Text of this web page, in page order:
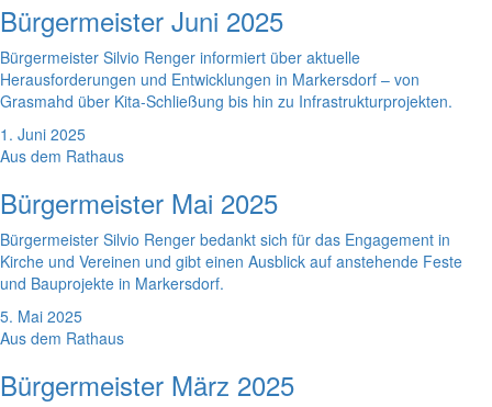
Bürgermeister Juni 2025
Bürgermeister Silvio Renger informiert über aktuelle
Herausforderungen und Entwicklungen in Markersdorf – von
Grasmahd über Kita-Schließung bis hin zu Infrastrukturprojekten.
1. Juni 2025
Aus dem Rathaus
Bürgermeister Mai 2025
Bürgermeister Silvio Renger bedankt sich für das Engagement in
Kirche und Vereinen und gibt einen Ausblick auf anstehende Feste
und Bauprojekte in Markersdorf.
5. Mai 2025
Aus dem Rathaus
Bürgermeister März 2025